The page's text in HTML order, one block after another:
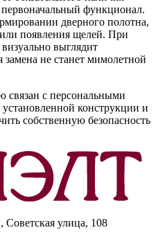
функционал.
дверного полотна,
появления щелей. При
выглядит
не станет мимолетной
с персональными
конструкции и
собственную безопасность
Советская улица, 108